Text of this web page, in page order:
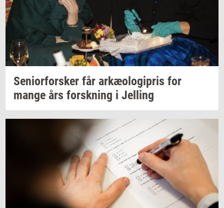
Se­ni­o­r­for­sker får ar­kæ­o­lo­gi­pris for
mange års forsk­ning i Jel­ling